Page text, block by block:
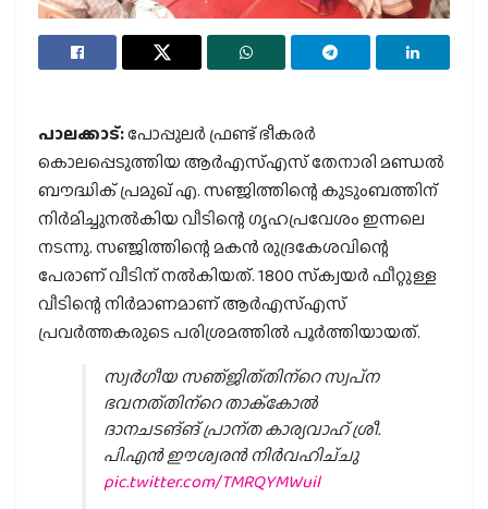
പാലക്കാട്:പോപ്പുലര്‍ ഫ്രണ്ട് ഭീകരര്‍
കൊലപ്പെടുത്തിയ ആര്‍എസ്എസ് തേനാരി മണ്ഡല്‍
ബൗദ്ധിക് പ്രമുഖ് എ. സഞ്ജിത്തിന്റെ കുടുംബത്തിന്
നിര്‍മിച്ചുനല്‍കിയ വീടിന്റെ ഗൃഹപ്രവേശം ഇന്നലെ
നടന്നു. സഞ്ജിത്തിന്റെ മകന്‍ രുദ്രകേശവിന്റെ
പേരാണ് വീടിന് നല്‍കിയത്. 1800 സ്‌ക്വയര്‍ ഫീറ്റുള്ള
വീടിന്റെ നിര്‍മാണമാണ് ആര്‍എസ്എസ്
പ്രവര്‍ത്തകരുടെ പരിശ്രമത്തില്‍ പൂര്‍ത്തിയായത്.
സ്വർഗീയ സഞ്ജിത്തിന്റെ സ്വപ്ന
ഭവനത്തിന്റെ താക്കോൽ
ദാനചടങ്ങ് പ്രാന്ത കാര്യവാഹ് ശ്രീ.
പി.എൻ ഈശ്വരൻ നിർവഹിച്ചു
pic.twitter.com/TMRQYMWuil